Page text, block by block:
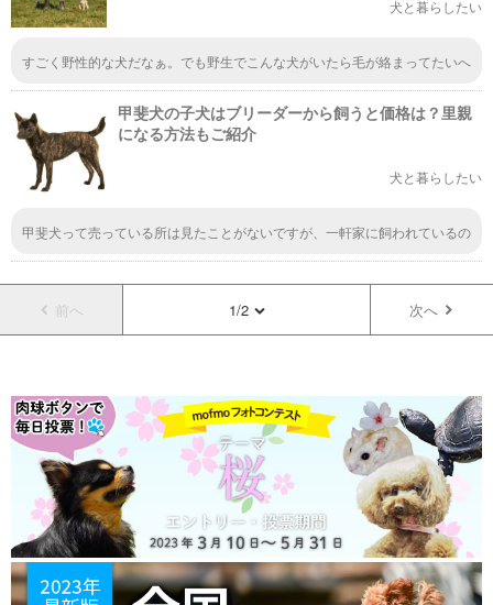
事が起こらない事を願っています。 なんとか海外から引き取れるシステム
があればいいのですが、それがないのが現状なのでどうしようもないのです
犬と暮らしたい
すごく野性的な犬だなぁ。でも野生でこんな犬がいたら毛が絡まってたいへ
に反して手入れの欠かせない犬なんでしょうね。
甲斐犬の子犬はブリーダーから飼うと価格は？里親
になる方法もご紹介
犬と暮らしたい
甲斐犬って売っている所は見たことがないですが、一軒家に飼われているの
んて言われているのですね。飼い主だけに忠誠を誓うというのは魅力的な犬
種ですね。
前へ 1/2 次へ